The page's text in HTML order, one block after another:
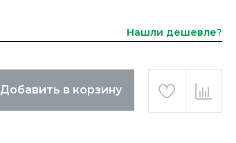
Нашли дешевле?
Добавить в корзину